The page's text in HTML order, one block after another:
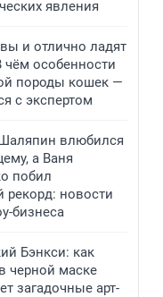
явления
и отлично ладят
чём особенности
породы кошек —
с экспертом
влюбился
а Ваня
побил
новости
бизнеса
Бэнкси: как
черной маске
загадочные арт-